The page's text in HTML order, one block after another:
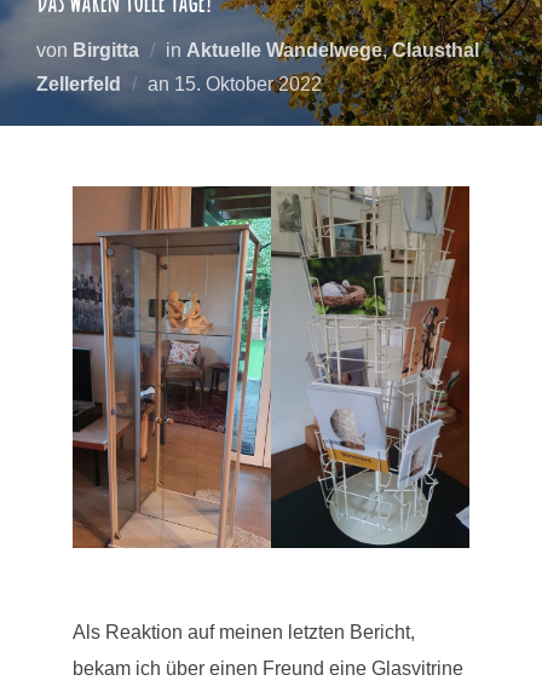
von Birgitta in Aktuelle Wandelwege,Clausthal
Zellerfeld
an Veröffentlicht
15. Oktober 2022
Als Reaktion auf meinen letzten Bericht,
bekam ich über einen Freund eine Glasvitrine